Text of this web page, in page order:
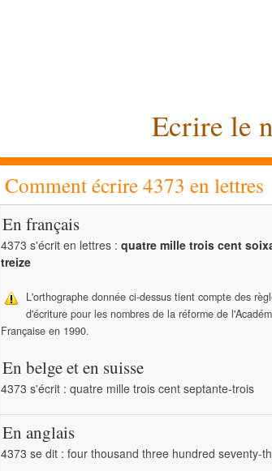
Ecrire le
Comment écrire 4373 en lettres
En français
4373 s'écrit en lettres : quatre mille trois cent
treize
L'orthographe donnée ci-dessus tient compte des
d'écriture pour les nombres de la réforme de
Française en 1990.
En belge et en suisse
4373 s'écrit : quatre mille trois cent septante-trois
En anglais
4373 se dit : four thousand three hundred seventy-